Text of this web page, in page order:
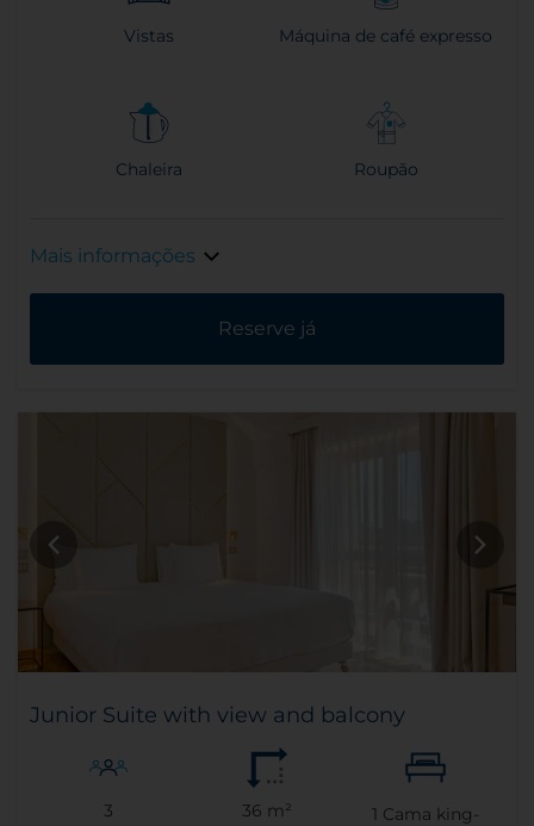
Vistas Máquina de café expresso
Chaleira Roupão
Mais informações
Reserve já
Junior Suite with view and balcony
3 36 m² 1 Cama king-